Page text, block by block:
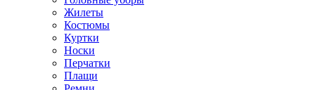
Жилеты
Костюмы
Куртки
Носки
Перчатки
Плащи